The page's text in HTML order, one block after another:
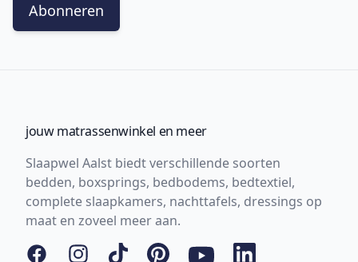
Abonneren
jouw matrassenwinkel en meer
Slaapwel Aalst biedt verschillende soorten
bedden, boxsprings, bedbodems, bedtextiel,
complete slaapkamers, nachttafels, dressings op
maat en zoveel meer aan.
FacebookInstagram
Tiktok PinterestYouTubeLinkedIn